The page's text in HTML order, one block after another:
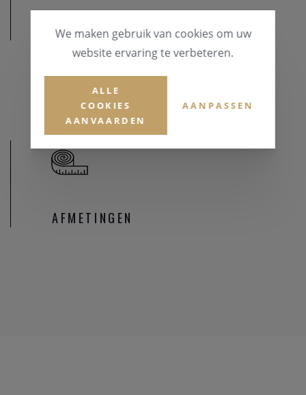
Ontworpen en gemaakt in Italië
MATERIAAL
AFMETINGEN
We maken gebruik van cookies om uw
website ervaring te verbeteren.
ALLE
COOKIES
AANVAARDEN
AANPASSEN